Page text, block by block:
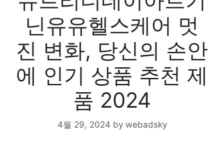
닌유유헬스케어 멋
진 변화, 당신의 손안
에 인기 상품 추천 제
품 2024
4월 29, 2024 by webadsky